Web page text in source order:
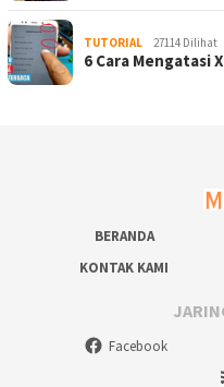
TUTORIAL 27114 Dilihat
6 Cara Mengatasi
BERANDA
KONTAK KAMI
Facebook